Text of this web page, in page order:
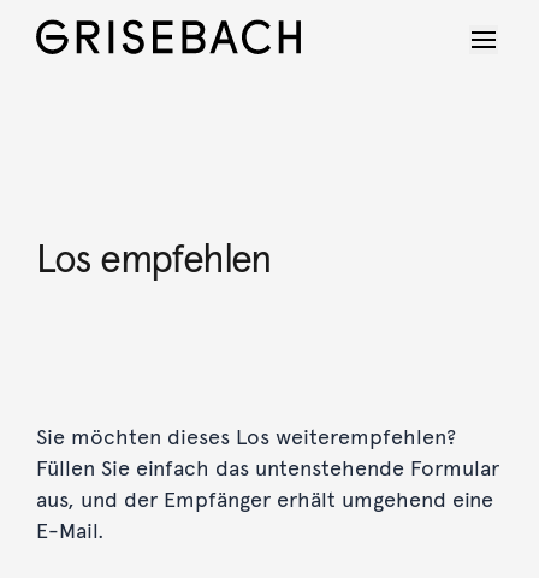
Los empfehlen
Sie möchten dieses Los weiterempfehlen?
Füllen Sie einfach das untenstehende Formular
aus, und der Empfänger erhält umgehend eine
E-Mail.